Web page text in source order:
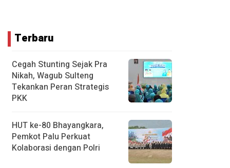
Terbaru
Cegah Stunting Sejak Pra
Nikah, Wagub Sulteng
Tekankan Peran Strategis
PKK
HUT ke-80 Bhayangkara,
Pemkot Palu Perkuat
Kolaborasi dengan Polri